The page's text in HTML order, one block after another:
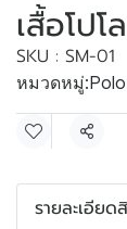
เสื้อโป
SKU : SM-01
หมวดหมู่:
แชร์
รายละเอียด